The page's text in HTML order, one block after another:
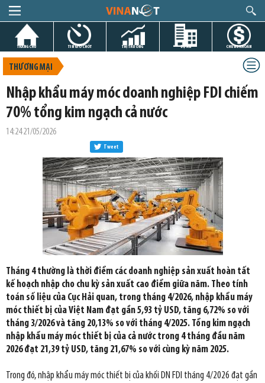
TRANG CHỦ TIN GIỜ CHÓT THỊ TRƯỜNG DỰ ÁN CHỨNG KHOÁN
THƯƠNG MẠI
Nhập khẩu máy móc doanh nghiệp FDI chiếm
70% tổng kim ngạch cả nước
14:24 21/05/2026
Tweet
Tháng 4 thường là thời điểm các doanh nghiệp sản xuất hoàn tất
kế hoạch nhập cho chu kỳ sản xuất cao điểm giữa năm. Theo tính
toán số liệu của Cục Hải quan, trong tháng 4/2026, nhập khẩu máy
móc thiết bị của Việt Nam đạt gần 5,93 tỷ USD, tăng 6,72% so với
tháng 3/2026 và tăng 20,13% so với tháng 4/2025. Tổng kim ngạch
nhập khẩu máy móc thiết bị của cả nước trong 4 tháng đầu năm
2026 đạt 21,39 tỷ USD, tăng 21,67% so với cùng kỳ năm 2025.
Trong đó, nhập khẩu máy móc thiết bị của khối DN FDI tháng 4/2026 đạt gần